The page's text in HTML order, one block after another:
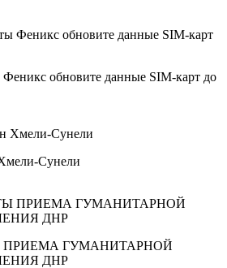
обновите данные SIM-карт до
Сунели
ПРИЕМА ГУМАНИТАРНОЙ
ДНР